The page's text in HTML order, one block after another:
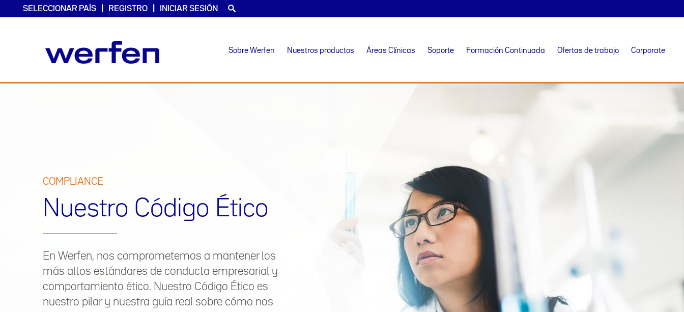
SELECCIONAR PAÍS REGISTRO INICIAR SESIÓN
Sobre Werfen Nuestros productos Áreas Clínicas Soporte Formación Continuada Ofertas de trabajo Corporate
COMPLIANCE
Nuestro Código Ético
En Werfen, nos comprometemos a mantener los
más altos estándares de conducta empresarial y
comportamiento ético. Nuestro Código Ético es
nuestro pilar y nuestra guía real sobre cómo nos